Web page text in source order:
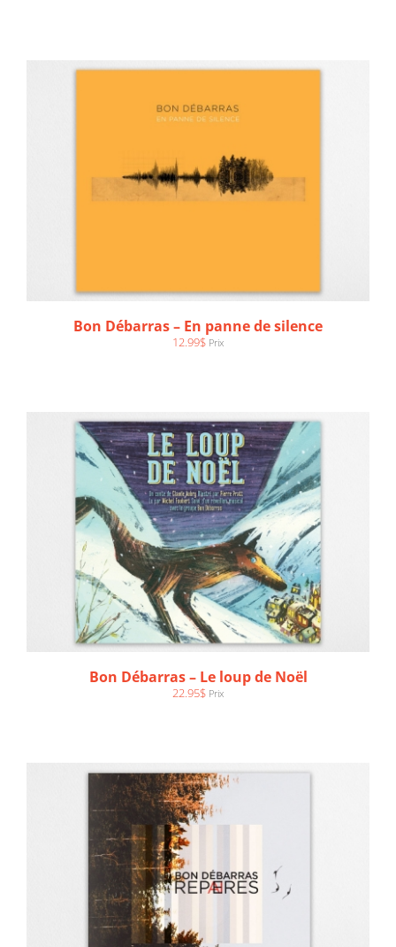
Bon Débarras – En panne de silence
12.99$ Prix
AJOUTER AU PANIER / DÉTAILS
Bon Débarras – Le loup de Noël
22.95$ Prix
AJOUTER AU PANIER / DÉTAILS